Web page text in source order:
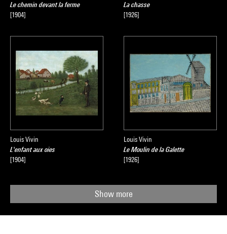
Le chemin devant la ferme
[1904]
La chasse
[1926]
Louis Vivin
L'enfant aux oies
[1904]
Louis Vivin
Le Moulin de la Galette
[1926]
Show more